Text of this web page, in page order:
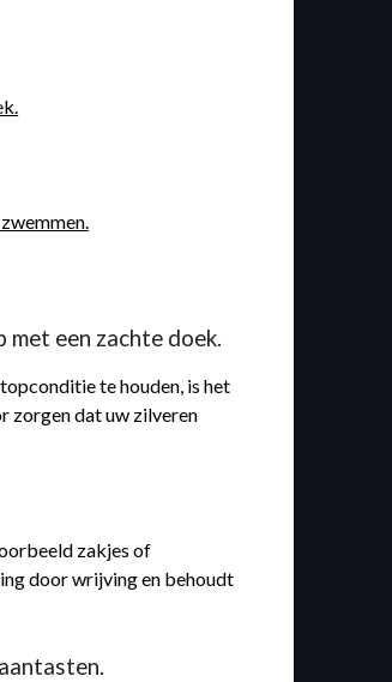
een zachte doek.
te houden, is het
zorgen dat uw zilveren
zakjes of
door wrijving en behoudt